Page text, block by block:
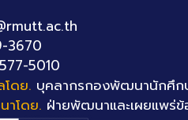
3670
5010
ดย. บุคลากรกองพัฒนานักศึก
าโดย. ฝ่ายพัฒนาและเผยแพร่